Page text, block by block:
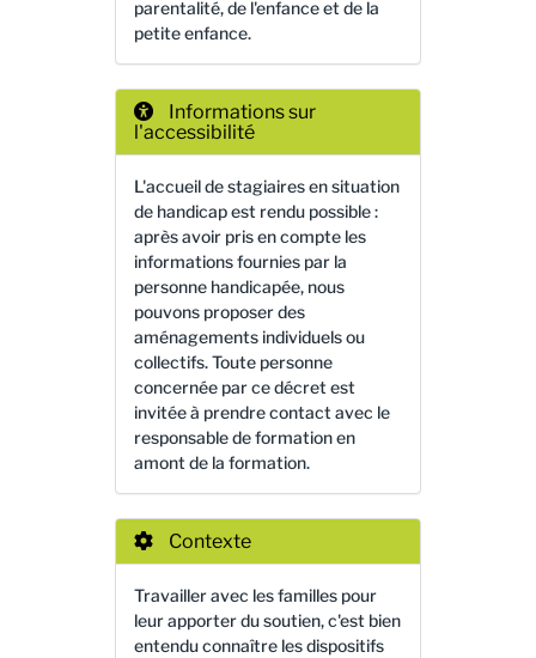
parentalité, de l'enfance et de la
petite enfance.
Informations sur
l'accessibilité
L'accueil de stagiaires en situation
de handicap est rendu possible :
après avoir pris en compte les
informations fournies par la
personne handicapée, nous
pouvons proposer des
aménagements individuels ou
collectifs. Toute personne
concernée par ce décret est
invitée à prendre contact avec le
responsable de formation en
amont de la formation.
Contexte
Travailler avec les familles pour
leur apporter du soutien, c'est bien
entendu connaître les dispositifs